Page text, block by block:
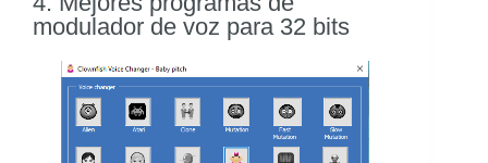
modulador de voz para 32 bits